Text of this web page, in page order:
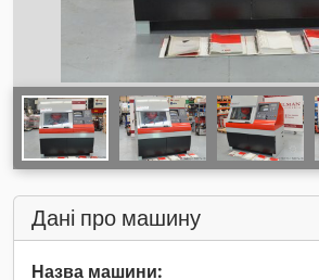
Дані про машину
Назва машини: